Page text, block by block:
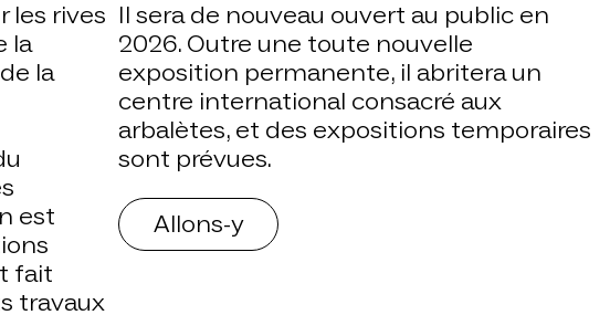
les rives
la
la
est
fait
travaux
Il sera de nouveau ouvert au public en
2026. Outre une toute nouvelle
exposition permanente, il abritera un
centre international consacré aux
arbalètes, et des expositions temporaires
sont prévues.
Allons-y